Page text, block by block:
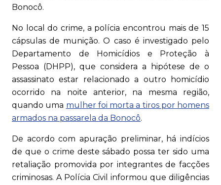
Bonocô.
No local do crime, a polícia encontrou mais de 15
cápsulas de munição. O caso é investigado pelo
Departamento de Homicídios e Proteção à
Pessoa (DHPP), que considera a hipótese de o
assassinato estar relacionado a outro homicídio
ocorrido na noite anterior, na mesma região,
quando uma mulher foi morta a tiros por homens
armados na passarela da Bonocô.
De acordo com apuração preliminar, há indícios
de que o crime deste sábado possa ter sido uma
retaliação promovida por integrantes de facções
criminosas. A Polícia Civil informou que diligências